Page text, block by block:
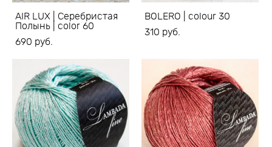
AIR LUX | Серебристая
Полынь | color 60
690 pуб.
BOLERO | colour 30
310 pуб.